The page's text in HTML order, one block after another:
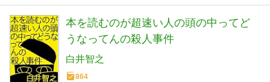
本を読むのが超速い人の頭の中ってど
うなってんの殺人事件
白井智之
864